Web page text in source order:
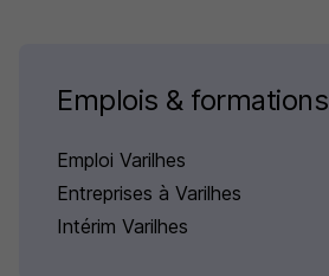
Emplois & formations
Emploi Varilhes
Entreprises à Varilhes
Intérim Varilhes